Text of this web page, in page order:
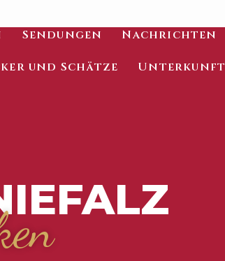
Sendungen Nachrichten
und Schätze Unterkunft